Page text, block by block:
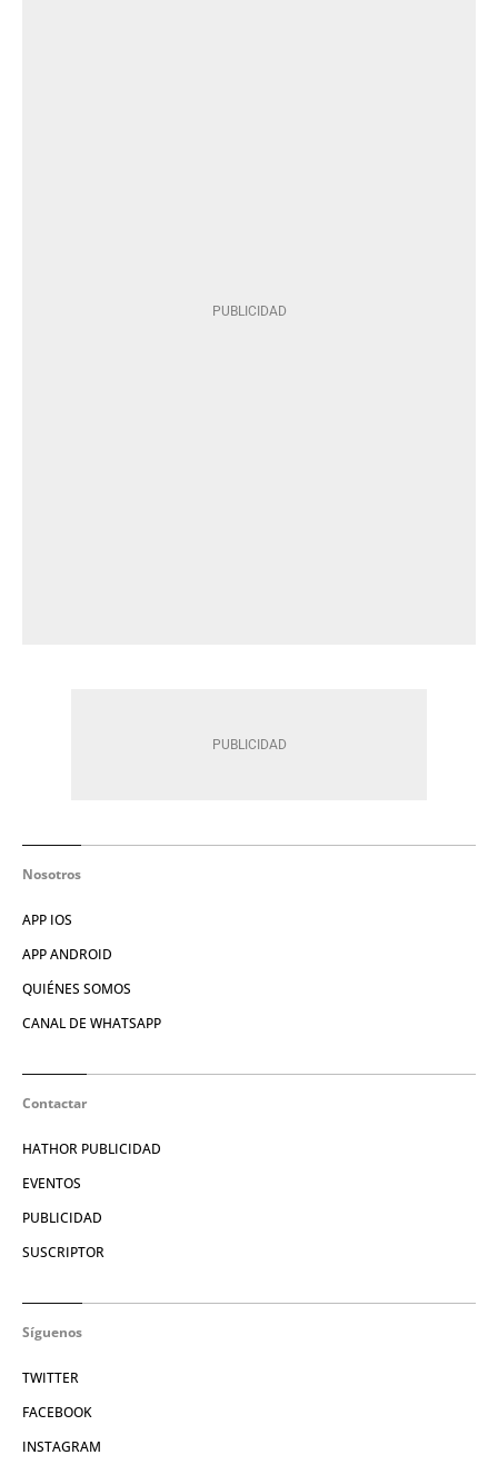
Nosotros
APP IOS
APP ANDROID
QUIÉNES SOMOS
CANAL DE WHATSAPP
Contactar
HATHOR PUBLICIDAD
EVENTOS
PUBLICIDAD
SUSCRIPTOR
Síguenos
TWITTER
FACEBOOK
INSTAGRAM